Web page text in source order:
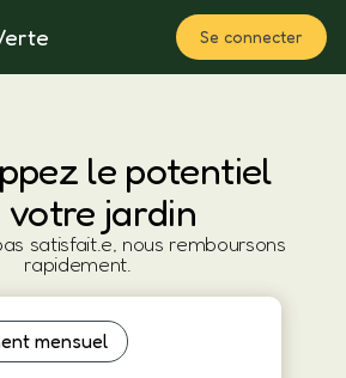
Se connecter
Fertilisation
le potentiel
votre jardin
satisfait.e, nous remboursons
rapidement.
mensuel